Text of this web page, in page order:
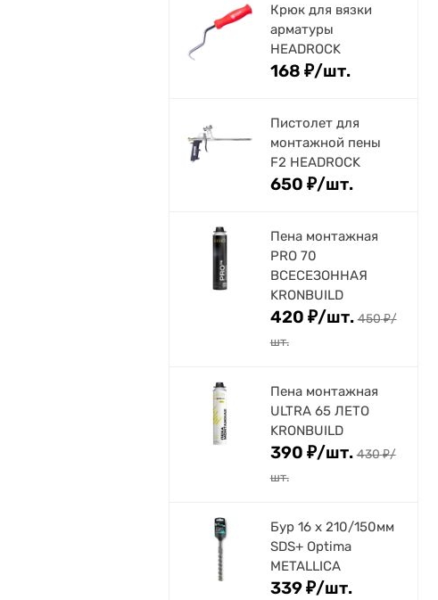
Крюк для вязки
арматуры
HEADROCK
168 ₽/шт.
Пистолет для
монтажной пены
F2 HEADROCK
650 ₽/шт.
Пена монтажная
PRO 70
ВСЕСЕЗОННАЯ
KRONBUILD
420 ₽/шт. 450₽/
шт.
Пена монтажная
ULTRA 65 ЛЕТО
KRONBUILD
390 ₽/шт. 430₽/
шт.
Бур 16 х 210/150мм
SDS+ Optima
METALLICA
339₽/шт.